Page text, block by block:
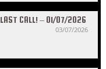
LAST CALL! – 01/07/2026
03/07/2026